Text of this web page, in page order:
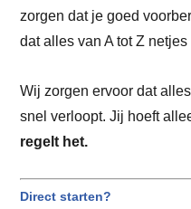
zorgen dat je goed
dat alles van A tot Z
Wij zorgen ervoor dat
snel verloopt. Jij hoeft
regelt het.
Direct starten?